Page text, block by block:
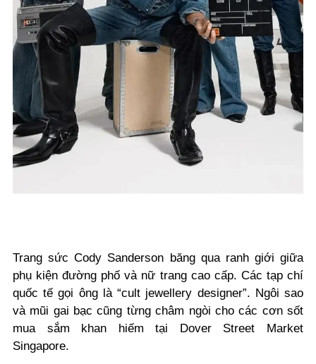
Trang sức Cody Sanderson băng qua ranh giới giữa
phụ kiện đường phố và nữ trang cao cấp. Các tạp chí
quốc tế gọi ông là “cult jewellery designer”. Ngôi sao
và mũi gai bạc cũng từng châm ngòi cho các cơn sốt
mua sắm khan hiếm tại Dover Street Market
Singapore.